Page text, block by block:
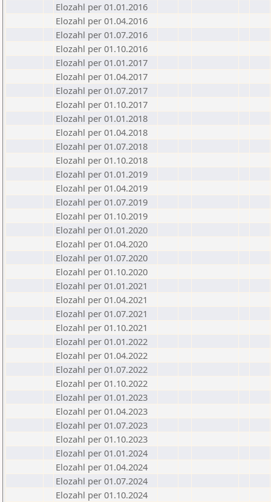
Elozahl per 01.01.2016
Elozahl per 01.04.2016
Elozahl per 01.07.2016
Elozahl per 01.10.2016
Elozahl per 01.01.2017
Elozahl per 01.04.2017
Elozahl per 01.07.2017
Elozahl per 01.10.2017
Elozahl per 01.01.2018
Elozahl per 01.04.2018
Elozahl per 01.07.2018
Elozahl per 01.10.2018
Elozahl per 01.01.2019
Elozahl per 01.04.2019
Elozahl per 01.07.2019
Elozahl per 01.10.2019
Elozahl per 01.01.2020
Elozahl per 01.04.2020
Elozahl per 01.07.2020
Elozahl per 01.10.2020
Elozahl per 01.01.2021
Elozahl per 01.04.2021
Elozahl per 01.07.2021
Elozahl per 01.10.2021
Elozahl per 01.01.2022
Elozahl per 01.04.2022
Elozahl per 01.07.2022
Elozahl per 01.10.2022
Elozahl per 01.01.2023
Elozahl per 01.04.2023
Elozahl per 01.07.2023
Elozahl per 01.10.2023
Elozahl per 01.01.2024
Elozahl per 01.04.2024
Elozahl per 01.07.2024
Elozahl per 01.10.2024